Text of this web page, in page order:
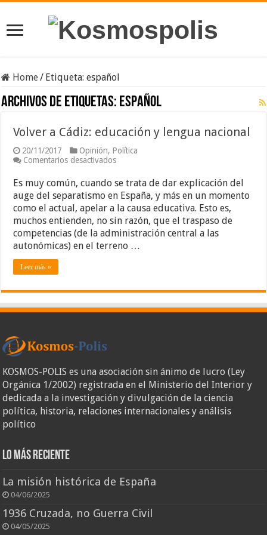
Home/ Etiqueta:español
Archivos de etiquetas: español
Volver a Cádiz: educación y lengua nacional
20/11/2017 Opinión, Política
Comentarios desactivadosen
a
Cádiz:
educación
y
lengua
nacional
Es muy común, cuando se trata de dar explicación del
auge del separatismo en España, y más en un momento
como el actual, apelar a la causa educativa. Esto es,
muchos entienden, no sin razón, que el traspaso de
competencias (de la administración central a las
autonómicas) en el terreno …
Leer más »
KOSMOS-POLIS es una asociación sin ánimo de lucro (Ley
Orgánica 1/2002) registrada en el Ministerio del Interior y
dedicada a la investigación y divulgación de la ciencia
política, historia, relaciones internacionales y análisis
político
Lo más reciente
La misión histórica de España
04/06/2025
1936 Cruzada, no Guerra Civil
04/05/2025